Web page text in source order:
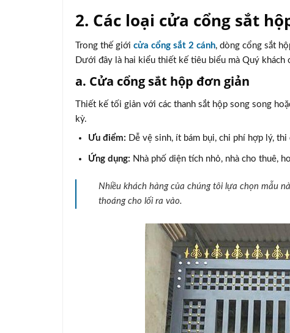
2. Các loại cửa cổng sắt
Trong thế giới cửa cổng sắt 2 cánh, dòng cổng sắt
Dưới đây là hai kiểu thiết kế tiêu biểu mà Quý khách
a. Cửa cổng sắt hộp đơn giản
Thiết kế tối giản với các thanh sắt hộp song song
kỳ.
Ưu điểm: Dễ vệ sinh, ít bám bụi, chi phí hợp lý, thi
Ứng dụng: Nhà phố diện tích nhỏ, nhà cho thuê,
Nhiều khách hàng của chúng tôi lựa chọn mẫu
thoáng cho lối ra vào.